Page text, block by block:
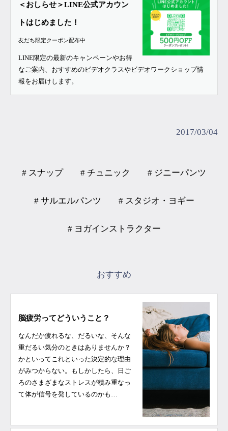
＜おしらせ＞LINE公式アカウン
トはじめました！
友だち限定クーポン配布中
LINE限定の最新のキャンペーンやお得
なご案内、おすすめのビデオクラスやビデオワークショップ情
報をお届けします。
2017/03/04
# スナップ # チュニック # ジニーパンツ
# サルエルパンツ # スタジオ・ヨギー
# ヨガインストラクター
おすすめ
脳疲労ってどういうこと？
なんだか疲れるな、だるいな、そんな
重だるい気分のときはありませんか？
かといってこれといった決定的な理由
がみつからない。もしかしたら、日ご
ろのさまざまなストレスが積み重なっ
て体が信号を発しているのかも…